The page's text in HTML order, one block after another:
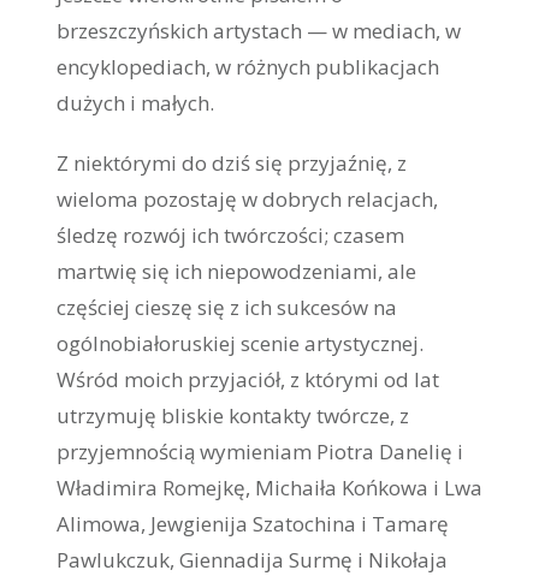
brzeszczyńskich artystach — w mediach, w
encyklopediach, w różnych publikacjach
dużych i małych.
Z niektórymi do dziś się przyjaźnię, z
wieloma pozostaję w dobrych relacjach,
śledzę rozwój ich twórczości; czasem
martwię się ich niepowodzeniami, ale
częściej cieszę się z ich sukcesów na
ogólnobiałoruskiej scenie artystycznej.
Wśród moich przyjaciół, z którymi od lat
utrzymuję bliskie kontakty twórcze, z
przyjemnością wymieniam Piotra Danelię i
Władimira Romejkę, Michaiła Końkowa i Lwa
Alimowa, Jewgienija Szatochina i Tamarę
Pawlukczuk, Giennadija Surmę i Nikołaja